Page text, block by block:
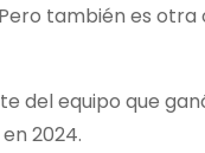
también es
del equipo que
2024.